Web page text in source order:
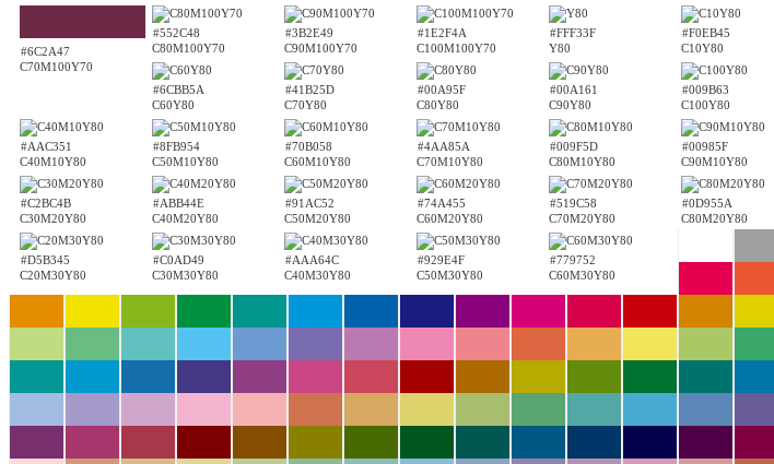
#6C2A47
C70M100Y70
#552C48
C80M100Y70
#3B2E49
C90M100Y70
#1E2F4A
C100M100Y70
#FFF33F
Y80
#F0EB45
C10Y80
#6CBB5A
C60Y80
#41B25D
C70Y80
#00A95F
C80Y80
#00A161
C90Y80
#009B63
C100Y80
#AAC351
C40M10Y80
#8FB954
C50M10Y80
#70B058
C60M10Y80
#4AA85A
C70M10Y80
#009F5D
C80M10Y80
#00985F
C90M10Y80
#C2BC4B
C30M20Y80
#ABB44E
C40M20Y80
#91AC52
C50M20Y80
#74A455
C60M20Y80
#519C58
C70M20Y80
#0D955A
C80M20Y80
#D5B345
C20M30Y80
#C0AD49
C30M30Y80
#AAA64C
C40M30Y80
#929E4F
C50M30Y80
#779752
C60M30Y80